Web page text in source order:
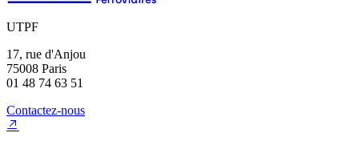
UTPF
17, rue d'Anjou
75008 Paris
01 48 74 63 51
Contactez-nous